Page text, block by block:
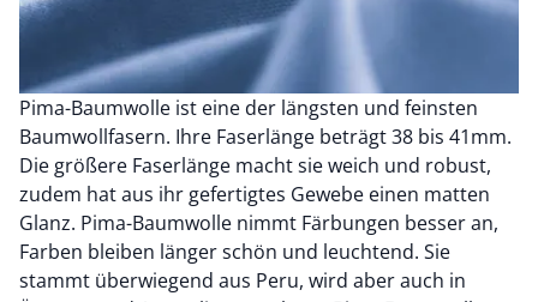
Pima-Baumwolle ist eine der längsten und feinsten
Baumwollfasern. Ihre Faserlänge beträgt 38 bis 41mm.
Die größere Faserlänge macht sie weich und robust,
zudem hat aus ihr gefertigtes Gewebe einen matten
Glanz. Pima-Baumwolle nimmt Färbungen besser an,
Farben bleiben länger schön und leuchtend. Sie
stammt überwiegend aus Peru, wird aber auch in